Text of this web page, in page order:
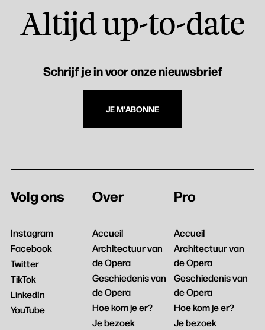
Altijd up-to-date
Schrijf je in voor onze nieuwsbrief
JE M'ABONNE
Volg ons
Instagram
Facebook
Twitter
TikTok
LinkedIn
YouTube
Over
Accueil
Architectuur van
de Opera
Geschiedenis van
de Opera
Hoe kom je er?
Je bezoek
Pro
Accueil
Architectuur van
de Opera
Geschiedenis van
de Opera
Hoe kom je er?
Je bezoek